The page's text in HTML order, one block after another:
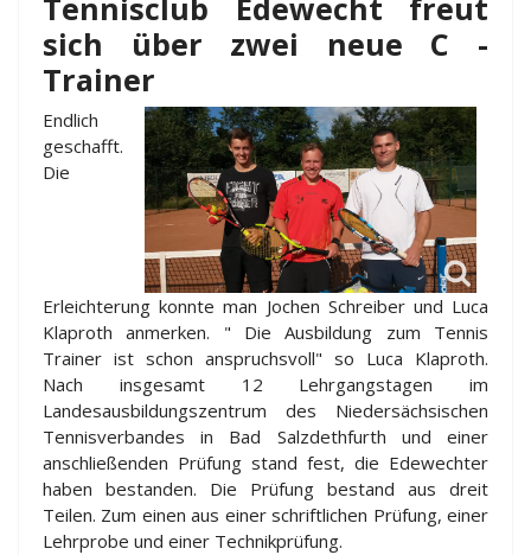
Tennisclub Edewecht freut
sich über zwei neue C -
Trainer
Endlich
geschafft.
Die
Erleichterung konnte man Jochen Schreiber und Luca
Klaproth anmerken. " Die Ausbildung zum Tennis
Trainer ist schon anspruchsvoll" so Luca Klaproth.
Nach insgesamt 12 Lehrgangstagen im
Landesausbildungszentrum des Niedersächsischen
Tennisverbandes in Bad Salzdethfurth und einer
anschließenden Prüfung stand fest, die Edewechter
haben bestanden. Die Prüfung bestand aus dreit
Teilen. Zum einen aus einer schriftlichen Prüfung, einer
Lehrprobe und einer Technikprüfung.